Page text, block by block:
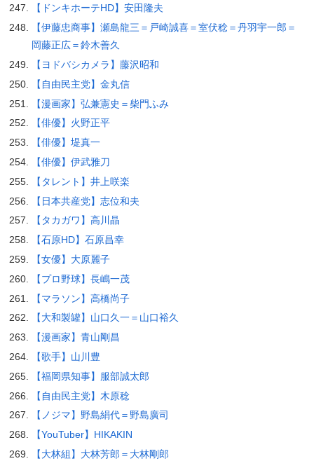
【ドンキホーテHD】安田隆夫
【伊藤忠商事】瀬島龍三＝戸崎誠喜＝室伏稔＝丹羽宇一郎＝
岡藤正広＝鈴木善久
【ヨドバシカメラ】藤沢昭和
【自由民主党】金丸信
【漫画家】弘兼憲史＝柴門ふみ
【俳優】火野正平
【俳優】堤真一
【俳優】伊武雅刀
【タレント】井上咲楽
【日本共産党】志位和夫
【タカガワ】高川晶
【石原HD】石原昌幸
【女優】大原麗子
【プロ野球】長嶋一茂
【マラソン】高橋尚子
【大和製罐】山口久一＝山口裕久
【漫画家】青山剛昌
【歌手】山川豊
【福岡県知事】服部誠太郎
【自由民主党】木原稔
【ノジマ】野島絹代＝野島廣司
【YouTuber】HIKAKIN
【大林組】大林芳郎＝大林剛郎